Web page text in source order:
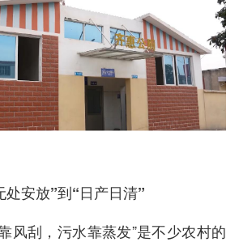
处安放”到“日产日清”
风刮，污水靠蒸发”是不少农村的